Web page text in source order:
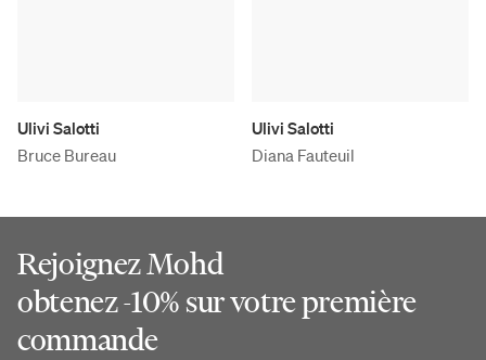
Ulivi Salotti
Bruce Bureau
Ulivi Salotti
Diana Fauteuil
Rejoignez Mohd
obtenez -10% sur votre première
commande